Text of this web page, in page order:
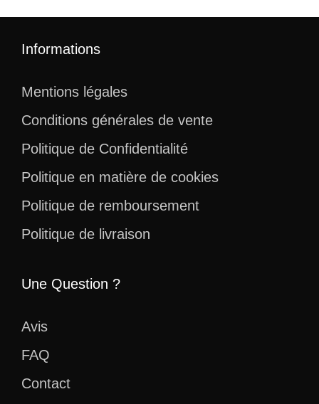
Informations
Mentions légales
Conditions générales de vente
Politique de Confidentialité
Politique en matière de cookies
Politique de remboursement
Politique de livraison
Une Question ?
Avis
FAQ
Contact